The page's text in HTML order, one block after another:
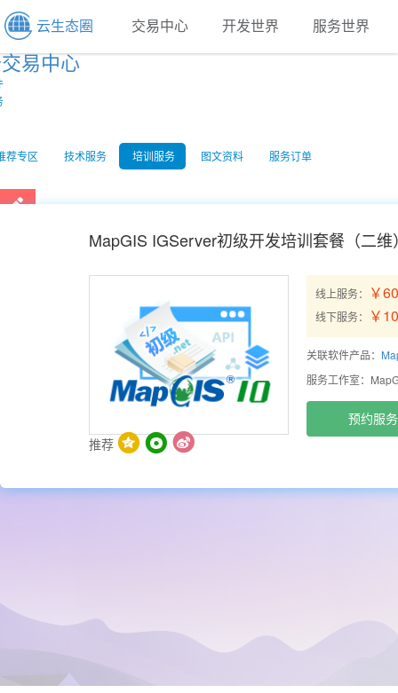
云生态圈 交易中心 开发世界 服务世界
易中心
荐专区 技术服务 培训服务 图文资料 服务订单
MapGIS IGServer初级开发培训套餐（二维）
MapGIS IGServer初级开发培训套餐（二维
线上服务： ￥
线下服务： ￥
关联软件产品：
服务工作室：
预约服务
推荐